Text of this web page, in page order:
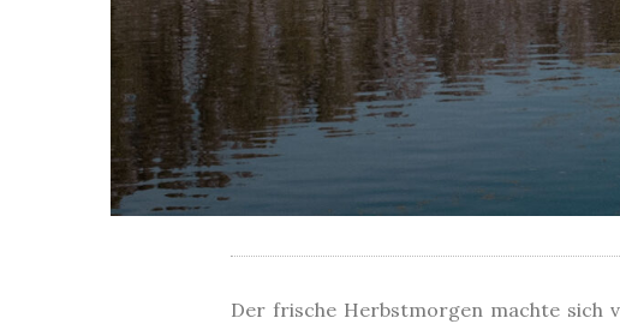
Der frische Herbstmorgen machte sich